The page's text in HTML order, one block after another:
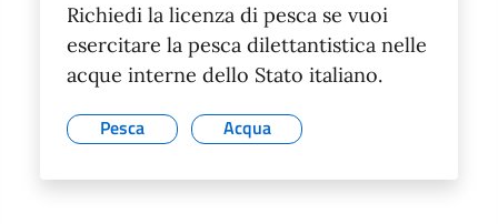
Richiedi la licenza di pesca se vuoi
esercitare la pesca dilettantistica nelle
acque interne dello Stato italiano.
Pesca Acqua